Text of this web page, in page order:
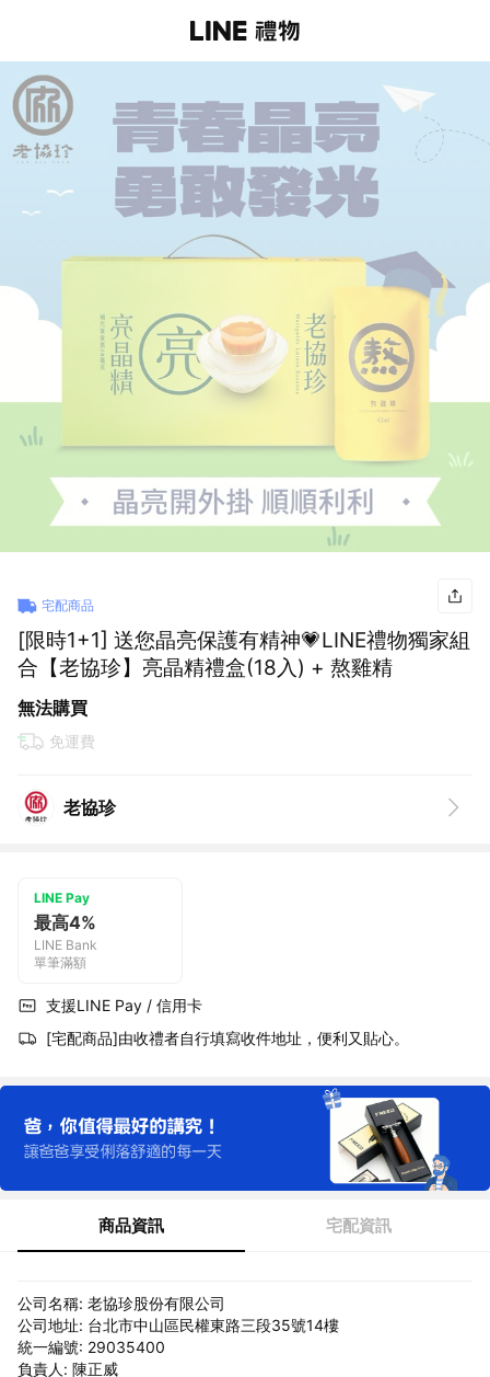
宅配商品
[限時1+1] 送您晶亮保護有精神💗LINE禮物獨家組
合【老協珍】亮晶精禮盒(18入) + 熬雞精
無法購買
免運費
老協珍
LINE Pay
最高4%
LINE Bank
單筆滿額
支援LINE Pay / 信用卡
[宅配商品]由收禮者自行填寫收件地址，便利又貼心。
商品資訊 宅配資訊
公司名稱: 老協珍股份有限公司
公司地址: 台北市中山區民權東路三段35號14樓
統一編號: 29035400
負責人: 陳正威